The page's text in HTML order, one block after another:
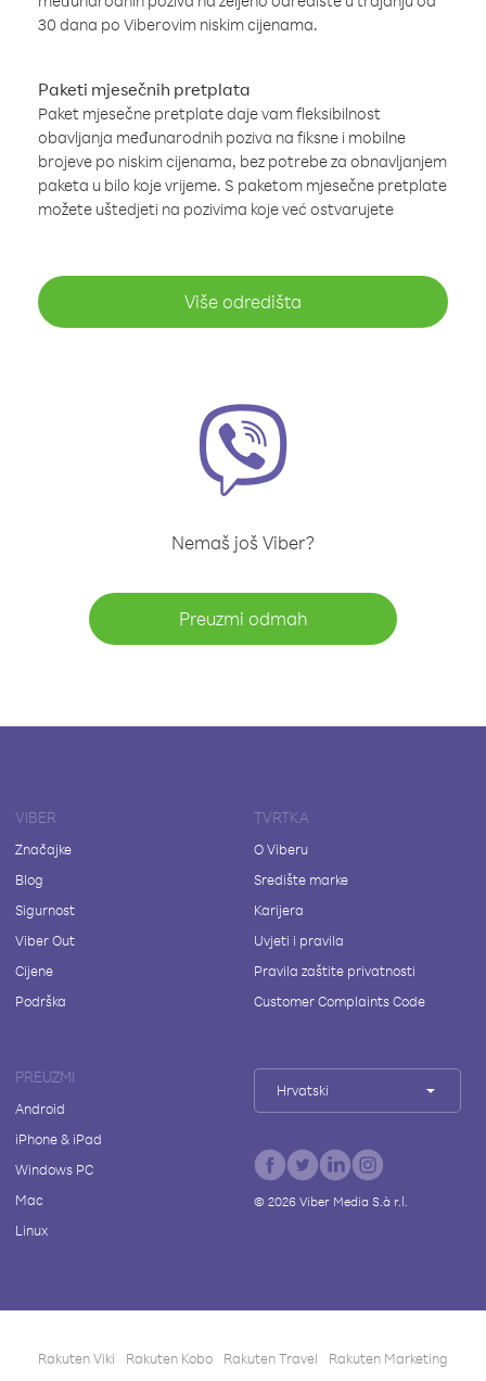
30 dana po Viberovim niskim cijenama.
Paketi mjesečnih pretplata
Paket mjesečne pretplate daje vam fleksibilnost
obavljanja međunarodnih poziva na fiksne i mobilne
brojeve po niskim cijenama, bez potrebe za obnavljanjem
paketa u bilo koje vrijeme. S paketom mjesečne pretplate
možete uštedjeti na pozivima koje već ostvarujete
Više odredišta
Nemaš još Viber?
Preuzmi odmah
VIBER
Značajke
Blog
Sigurnost
Viber Out
Cijene
Podrška
TVRTKA
O Viberu
Središte marke
Karijera
Uvjeti i pravila
Pravila zaštite privatnosti
Customer Complaints Code
PREUZMI
Android
iPhone & iPad
Windows PC
Mac
Linux
Hrvatski
© 2026Viber Media S.à r.l.
Rakuten Viki Rakuten Kobo Rakuten Travel Rakuten Marketing